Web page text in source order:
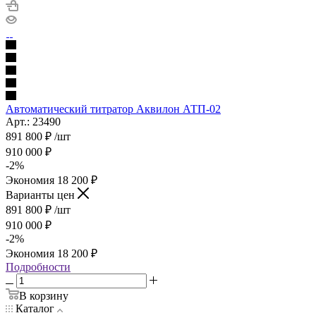
Автоматический титратор Аквилон АТП-02
Арт.: 23490
891 800 ₽ /шт
910 000 ₽
-2%
Экономия 18 200 ₽
Варианты цен
891 800 ₽ /шт
910 000 ₽
-2%
Экономия 18 200 ₽
Подробности
В корзину
Каталог